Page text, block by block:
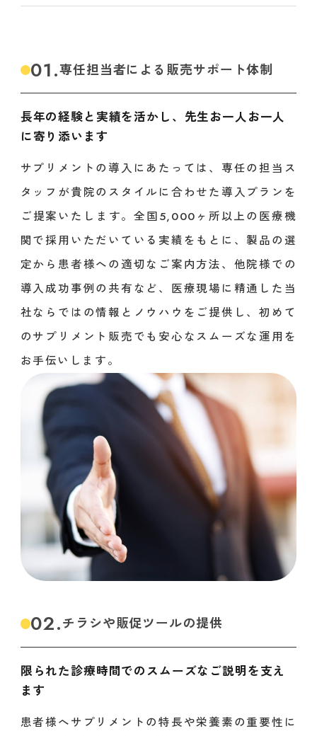
01.専任担当者による販売サポート体制
長年の経験と実績を活かし、先生お一人お一人
に寄り添います
サプリメントの導入にあたっては、専任の担当ス
タッフが貴院のスタイルに合わせた導入プランを
ご提案いたします。全国5,000ヶ所以上の医療機
関で採用いただいている実績をもとに、製品の選
定から患者様への適切なご案内方法、他院様での
導入成功事例の共有など、医療現場に精通した当
社ならではの情報とノウハウをご提供し、初めて
のサプリメント販売でも安心なスムーズな運用を
お手伝いします。
02.チラシや販促ツールの提供
限られた診療時間でのスムーズなご説明を支え
ます
患者様へサプリメントの特長や栄養素の重要性に